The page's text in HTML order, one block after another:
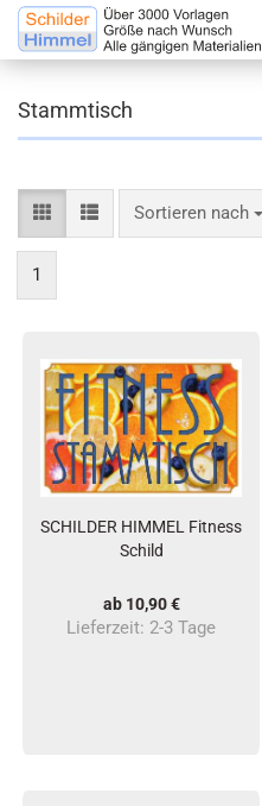
Stammtisch
Sortieren nach
1
SCHILDER HIMMEL Fitness
Schild
ab 10,90 €
Lieferzeit: 2-3 Tage